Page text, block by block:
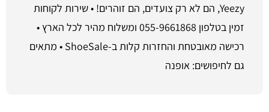
Yeezy, הם לא רק צועדים, הם זוהרים! • שירות לקוחות
זמין בטלפון 055-9661868 ומשלוח מהיר לכל הארץ •
רכישה מאובטחת והחזרות קלות ב-ShoeSale • מתאים
גם לחיפושים: אופנה